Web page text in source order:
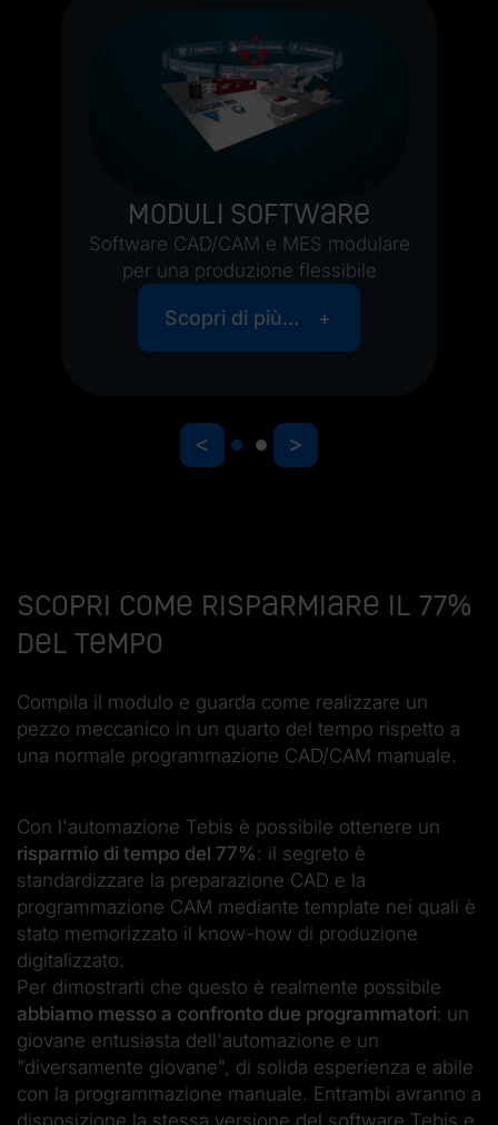
Moduli software
Software CAD/CAM e MES modulare
per una produzione flessibile
Scopri di più…
< >
Scopri come risparmiare il 77%
del tempo
Compila il modulo e guarda come realizzare un
pezzo meccanico in un quarto del tempo rispetto a
una normale programmazione CAD/CAM manuale.
Con l'automazione Tebis è possibile ottenere un
risparmio di tempo del 77%: il segreto è
standardizzare la preparazione CAD e la
programmazione CAM mediante template nei quali è
stato memorizzato il know-how di produzione
digitalizzato.
Per dimostrarti che questo è realmente possibile
abbiamo messo a confronto due programmatori: un
giovane entusiasta dell'automazione e un
"diversamente giovane", di solida esperienza e abile
con la programmazione manuale. Entrambi avranno a